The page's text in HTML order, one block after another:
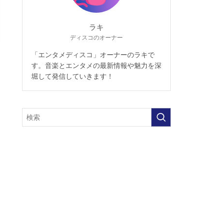
ラキ
ディスコのオーナー
「エンタメディスコ」オーナーのラキで
す。音楽とエンタメの最新情報や魅力を深
堀して発信していきます！